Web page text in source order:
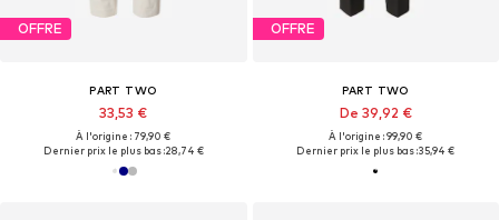
OFFRE
PART TWO
33,53 €
À l'origine : 79,90 €
Dernier prix le plus bas :28,74 €
OFFRE
PART TWO
De 39,92 €
À l'origine : 99,90 €
Dernier prix le plus bas :35,94 €